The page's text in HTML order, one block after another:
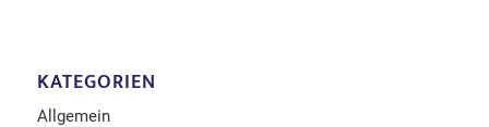
KATEGORIEN
Allgemein